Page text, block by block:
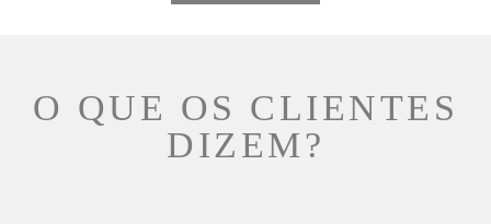
O QUE OS CLIENTES
DIZEM?